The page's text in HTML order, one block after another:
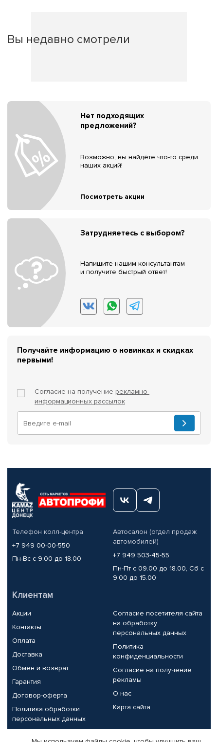
Вы недавно смотрели
Нет подходящих
предложений?
Возможно, вы найдёте что-то среди
наших акций!
Посмотреть акции
Затрудняетесь с выбором?
Напишите нашим консультантам
и получите быстрый ответ!
Получайте информацию о новинках и скидках
первыми!
Согласие на получение рекламно-
информационных рассылок
Телефон колл-центра
+7 949 00-00-550
Пн-Вс с 9.00 до 18.00
Автосалон (отдел продаж
автомобилей)
+7 949 503-45-55
Пн-Пт с 09.00 до 18.00, Сб с
9.00 до 15.00
Клиентам
Акции
Контакты
Оплата
Доставка
Обмен и возврат
Гарантия
Договор-оферта
Политика обработки
персональных данных
Согласие посетителя сайта
на обработку
персональных данных
Политика
конфиденциальности
Согласие на получение
рекламы
О нас
Карта сайта